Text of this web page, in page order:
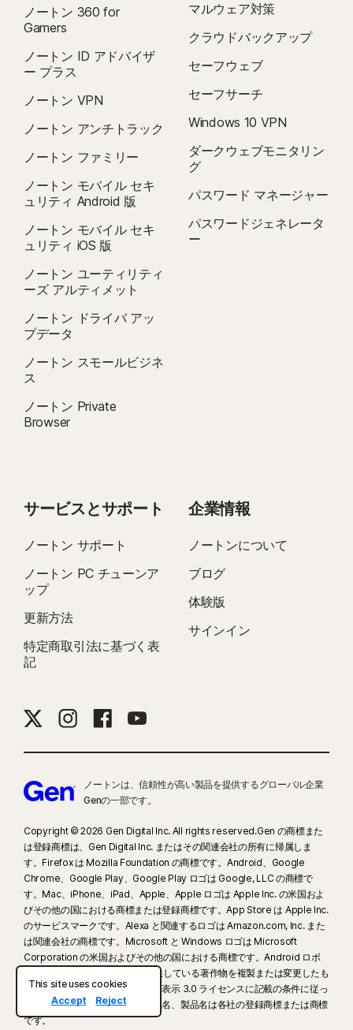
ノートン 360 for
Gamers
ノートン ID アドバイザ
ー プラス
ノートン VPN
ノートン アンチトラック
ノートン ファミリー
ノートン モバイル セキ
ュリティ Android 版
ノートン モバイル セキ
ュリティ iOS 版
ノートン ユーティリティ
ーズ アルティメット
ノートン ドライバ アッ
プデータ
ノートン スモールビジネ
ス
ノートン Private
Browser
マルウェア対策
クラウドバックアップ
セーフウェブ
セーフサーチ
Windows 10 VPN
ダークウェブモニタリン
グ
パスワード マネージャー
パスワードジェネレータ
ー
サービスとサポート
ノートン サポート
ノートン PC チューンア
ップ
更新方法
特定商取引法に基づく表
記
企業情報
ノートンについて
ブログ
体験版
サインイン
ノートンは、信頼性が高い製品を提供するグローバル企業
Genの一部です。
Copyright © 2026 Gen Digital Inc. All rights reserved.Gen の商標また
は登録商標は、Gen Digital Inc. またはその関連会社の所有に帰属しま
す。Firefox は Mozilla Foundation の商標です。Android、Google
Chrome、Google Play、Google Play ロゴは Google, LLC の商標で
す。Mac、iPhone、iPad、Apple、Apple ロゴは Apple Inc. の米国およ
びその他の国における商標または登録商標です。App Store は Apple Inc.
のサービスマークです。Alexa と関連するロゴは Amazon.com, Inc. また
は関連会社の商標です。Microsoft と Windows ロゴは Microsoft
Corporation の米国およびその他の国における商標です。Android ロボ
ットは Google, Inc. が作成、提供している著作物を複製または変更したも
ので、クリエイティブ・コモンズ表示 3.0 ライセンスに記載の条件に従っ
て使用しています。その他の会社名、製品名は各社の登録商標または商標
です。
This site uses cookies
Accept
Reject